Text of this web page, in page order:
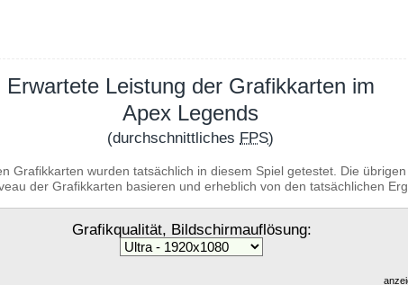
Erwartete Leistung der Grafikkarten im
Apex Legends
(durchschnittliches FPS)
Grafikkarten wurden tatsächlich in diesem Spiel getestet. Die
der Grafikkarten basieren und erheblich von den tatsächlichen
Grafikqualität, Bildschirmauflösung: